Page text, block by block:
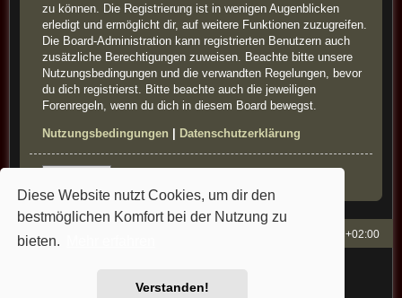
Diese Website nutzt Cookies, um dir den
bestmöglichen Komfort bei der Nutzung zu
bieten.
Verstanden!
zu können. Die Registrierung ist in wenigen Augenblicken
erledigt und ermöglicht dir, auf weitere Funktionen zuzugreifen.
Die Board-Administration kann registrierten Benutzern auch
zusätzliche Berechtigungen zuweisen. Beachte bitte unsere
Nutzungsbedingungen und die verwandten Regelungen, bevor
du dich registrierst. Bitte beachte auch die jeweiligen
Forenregeln, wenn du dich in diesem Board bewegst.
Nutzungsbedingungen Datenschutzerklärung
French-Classics UTC+02:00
Deutsche Übersetzung durchphpBB.de